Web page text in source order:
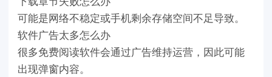
可能是网络不稳定或手机剩余存储空间不足导致。
软件广告太多怎么办
很多免费阅读软件会通过广告维持运营，因此可能
出现弹窗内容。